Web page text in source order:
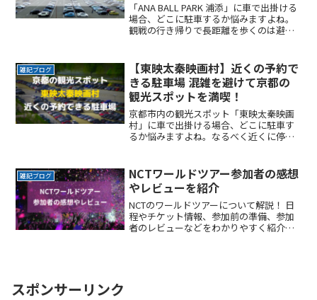
「ANA BALL PARK 浦添」に車で出掛ける
場合、どこに駐車するか悩みますよね。
観戦の行き帰りで長距離を歩くのは避け
い時間料金を気にせず楽しみたい駐車場
を探すのにReadMore...
雑記ブログ
【東映太秦映画村】近くの予約で
きる駐車場 混雑を避けて京都の
観光スポットを満喫！
京都市内の観光スポット「東映太秦映画
村」に車で出掛ける場合、どこに駐車す
るか悩みますよね。なるべく近くに停め
入出庫がしたい帰りは渋滞を避けてスム
ーズに帰りたいここでは、ReadMore...
雑記ブログ
NCTワールドツアー参加者の感想
やレビューを紹介
NCTのワールドツアーについて解説！ 日
程やチケット情報、参加前の準備、参加
者のレビューなどをわかりやすく紹介し
スポンサーリンク